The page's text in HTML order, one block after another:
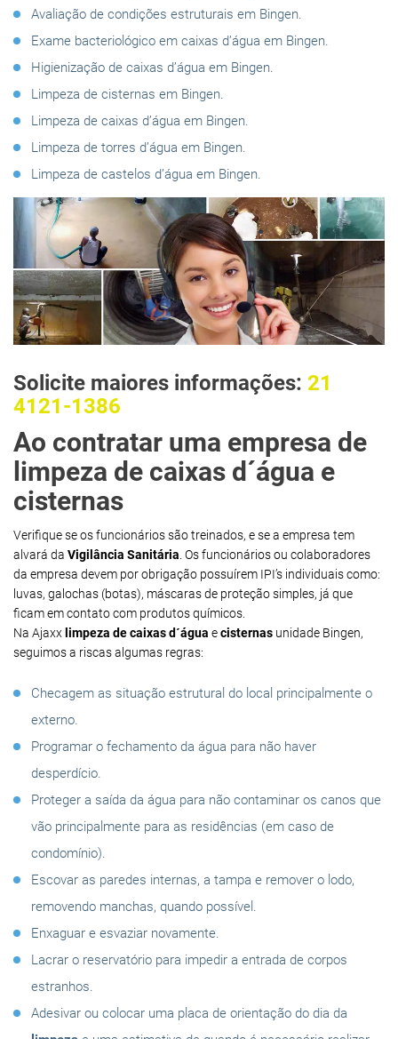
Avaliação de condições estruturais em Bingen.
Exame bacteriológico em caixas d’água em Bingen.
Higienização de caixas d’água em Bingen.
Limpeza de cisternas em Bingen.
Limpeza de caixas d’água em Bingen.
Limpeza de torres d’água em Bingen.
Limpeza de castelos d’água em Bingen.
Solicite maiores informações: 21
4121-1386
Ao contratar uma empresa de
limpeza de caixas d´água e
cisternas
Verifique se os funcionários são treinados, e se a empresa tem
alvará da Vigilância Sanitária . Os funcionários ou colaboradores
da empresa devem por obrigação possuírem IPI’s individuais como:
luvas, galochas (botas), máscaras de proteção simples, já que
ficam em contato com produtos químicos.
Na Ajaxx limpeza de caixas d´água ecisternas unidade Bingen,
seguimos a riscas algumas regras:
Checagem as situação estrutural do local principalmente o
externo.
Programar o fechamento da água para não haver
desperdício.
Proteger a saída da água para não contaminar os canos que
vão principalmente para as residências (em caso de
condomínio).
Escovar as paredes internas, a tampa e remover o lodo,
removendo manchas, quando possível.
Enxaguar e esvaziar novamente.
Lacrar o reservatório para impedir a entrada de corpos
estranhos.
Adesivar ou colocar uma placa de orientação do dia da